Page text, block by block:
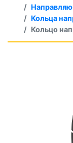
Кольца
Кольцо